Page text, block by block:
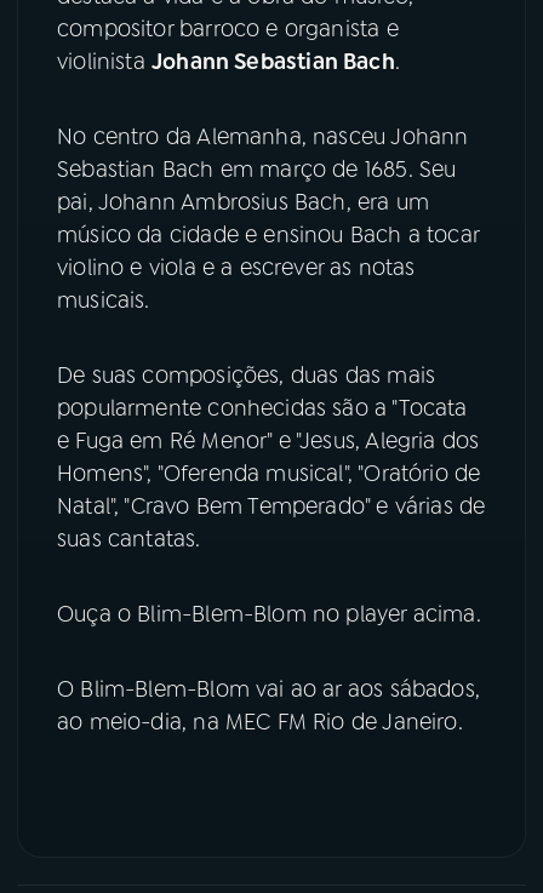
YouTube Facebook
TikTok
compositor barroco e organista e
violinista Johann Sebastian Bach.
No centro da Alemanha, nasceu Johann
Sebastian Bach em março de 1685. Seu
pai, Johann Ambrosius Bach, era um
músico da cidade e ensinou Bach a tocar
violino e viola e a escrever as notas
musicais.
De suas composições, duas das mais
popularmente conhecidas são a "Tocata
e Fuga em Ré Menor" e "Jesus, Alegria dos
Homens", "Oferenda musical", "Oratório de
Natal", "Cravo Bem Temperado" e várias de
suas cantatas.
Ouça o Blim-Blem-Blom no player acima.
O Blim-Blem-Blom vai ao ar aos sábados,
ao meio-dia, na MEC FM Rio de Janeiro.